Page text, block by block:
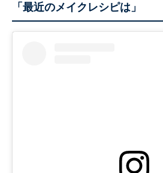
「最近のメイクレシピは」